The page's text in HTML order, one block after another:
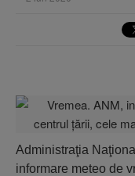
Administraţia
informare meteo de